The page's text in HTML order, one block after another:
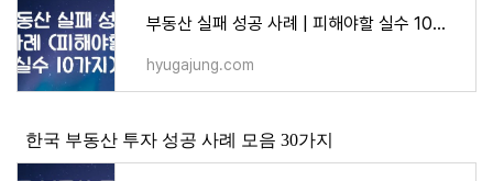
부동산 실패 성공 사례 | 피해야할 실수 10가지 - 지식
hyugajung.com
한국 부동산 투자 성공 사례 모음 30가지